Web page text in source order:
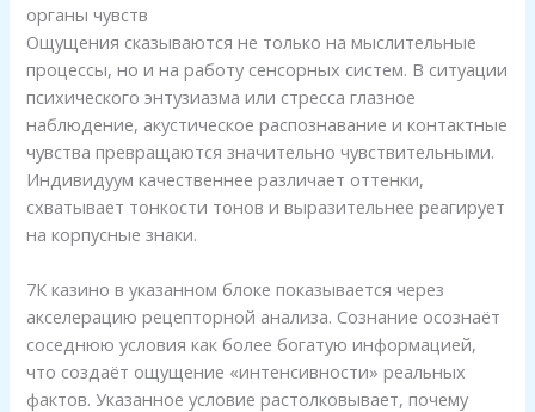
органы чувств
Ощущения сказываются не только на мыслительные
процессы, но и на работу сенсорных систем. В ситуации
психического энтузиазма или стресса глазное
наблюдение, акустическое распознавание и контактные
чувства превращаются значительно чувствительными.
Индивидуум качественнее различает оттенки,
схватывает тонкости тонов и выразительнее реагирует
на корпусные знаки.
7К казино в указанном блоке показывается через
акселерацию рецепторной анализа. Сознание осознаёт
соседнюю условия как более богатую информацией,
что создаёт ощущение «интенсивности» реальных
фактов. Указанное условие растолковывает, почему